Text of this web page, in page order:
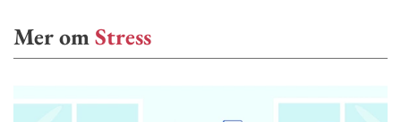
Mer omStress